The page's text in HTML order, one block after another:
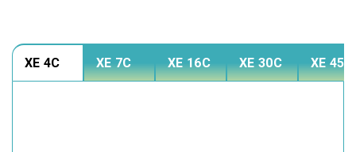
XE 4C XE 7C XE 16C XE 30C XE 45C